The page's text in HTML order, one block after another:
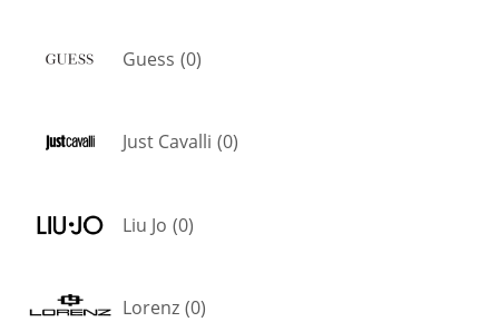
Guess (0)
Just Cavalli (0)
Liu Jo (0)
Lorenz (0)